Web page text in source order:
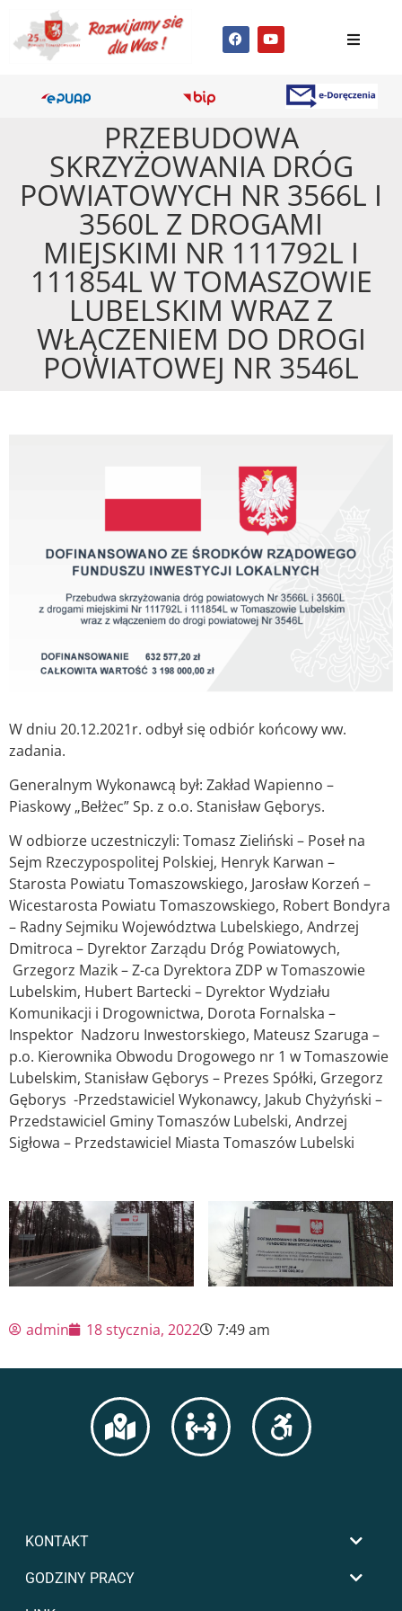
PRZEBUDOWA
SKRZYŻOWANIA DRÓG
POWIATOWYCH NR 3566L I
3560L Z DROGAMI
MIEJSKIMI NR 111792L I
111854L W TOMASZOWIE
LUBELSKIM WRAZ Z
WŁĄCZENIEM DO DROGI
POWIATOWEJ NR 3546L
W dniu 20.12.2021r. odbył się odbiór końcowy ww.
zadania.
Generalnym Wykonawcą był: Zakład Wapienno –
Piaskowy „Bełżec” Sp. z o.o. Stanisław Gęborys.
W odbiorze uczestniczyli: Tomasz Zieliński – Poseł na
Sejm Rzeczypospolitej Polskiej, Henryk Karwan –
Starosta Powiatu Tomaszowskiego, Jarosław Korzeń –
Wicestarosta Powiatu Tomaszowskiego, Robert Bondyra
– Radny Sejmiku Województwa Lubelskiego, Andrzej
Dmitroca – Dyrektor Zarządu Dróg Powiatowych,
Grzegorz Mazik – Z-ca Dyrektora ZDP w Tomaszowie
Lubelskim, Hubert Bartecki – Dyrektor Wydziału
Komunikacji i Drogownictwa, Dorota Fornalska –
Inspektor Nadzoru Inwestorskiego, Mateusz Szaruga –
p.o. Kierownika Obwodu Drogowego nr 1 w Tomaszowie
Lubelskim, Stanisław Gęborys – Prezes Spółki, Grzegorz
Gęborys -Przedstawiciel Wykonawcy, Jakub Chyżyński –
Przedstawiciel Gminy Tomaszów Lubelski, Andrzej
Sigłowa – Przedstawiciel Miasta Tomaszów Lubelski
admin 18 stycznia, 2022 7:49 am
KONTAKT
GODZINY PRACY